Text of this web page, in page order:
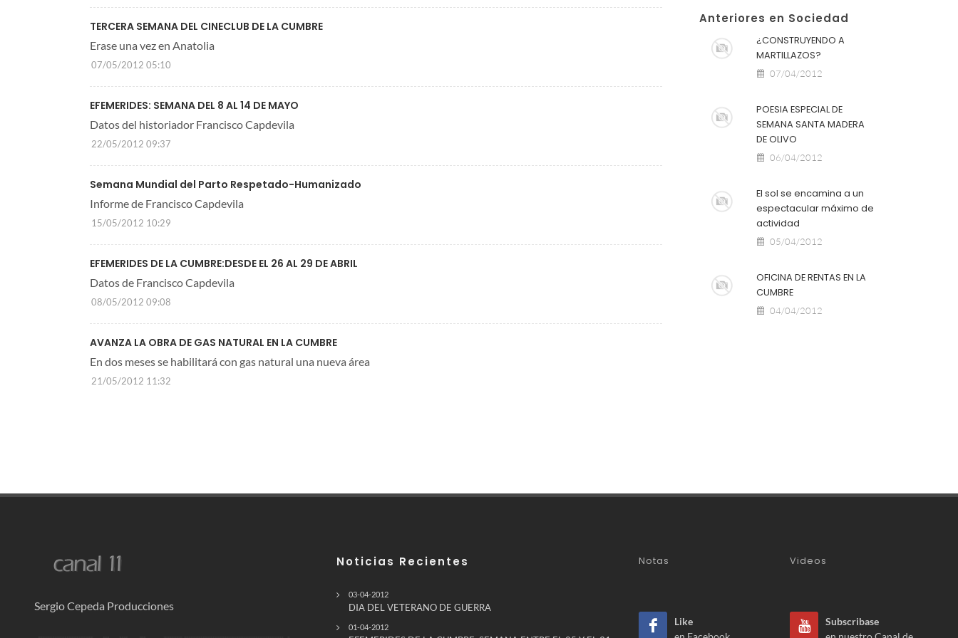
TERCERA SEMANA DEL CINECLUB DE LA CUMBRE
Erase una vez en Anatolia
07/05/2012 05:10
EFEMERIDES: SEMANA DEL 8 AL 14 DE MAYO
Datos del historiador Francisco Capdevila
22/05/2012 09:37
Semana Mundial del Parto Respetado-Humanizado
Informe de Francisco Capdevila
15/05/2012 10:29
EFEMERIDES DE LA CUMBRE:DESDE EL 26 AL 29 DE ABRIL
Datos de Francisco Capdevila
08/05/2012 09:08
AVANZA LA OBRA DE GAS NATURAL EN LA CUMBRE
En dos meses se habilitará con gas natural una nueva área
21/05/2012 11:32
Anteriores en Sociedad
¿CONSTRUYENDO A
MARTILLAZOS?
07/04/2012
POESIA ESPECIAL DE
SEMANA SANTA MADERA
DE OLIVO
06/04/2012
El sol se encamina a un
espectacular máximo de
actividad
05/04/2012
OFICINA DE RENTAS EN LA
CUMBRE
04/04/2012
Sergio Cepeda Producciones
Noticias Recientes
03-04-2012
DIA DEL VETERANO DE GUERRA
01-04-2012
Notas Videos
Like
Subscribase